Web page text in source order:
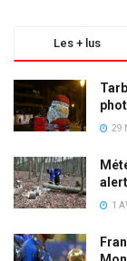
Les + lus
29
1